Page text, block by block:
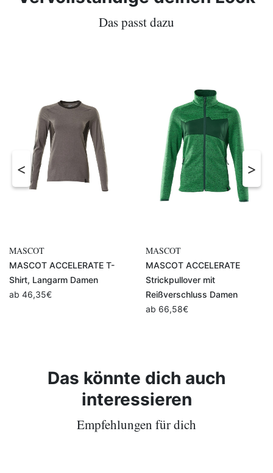
Das passt dazu
MASCOT
MASCOT ACCELERATE
Strickpullover mit
Reißverschluss Damen
MASCOT
MASCOT ACCELERATE Hose
Damen PEARL
ab80,86€
Das könnte dich auch
interessieren
Empfehlungen für dich